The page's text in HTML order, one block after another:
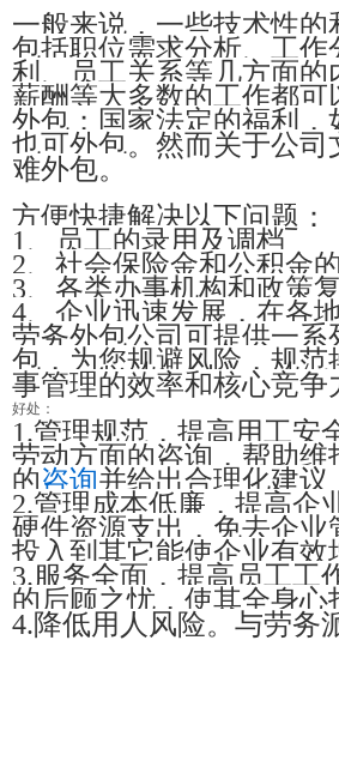
一般来说，一些技术性
包括职位需求分析、工
利、员工关系等几方面
薪酬等大多数的工作都
外包；国家法定的福利
也可外包。然而关于公
难外包。
方便快捷解决以下问题：
1、员工的录用及调档
2、社会保险金和公积金
3、各类办事机构和政策
4、企业迅速发展，在各
劳务外包公司可提供一
包，为您规避风险，规
事管理的效率和核心竞争
好处：
1.管理规范，提高用工安
劳动方面的咨询，帮助
的咨询并给出合理化建
2.管理成本低廉，提高企
硬件资源支出，免去企
投入到其它能使企业有
3.服务全面，提高员工工
的后顾之忧，使其全身
4.降低用人风险。与劳务